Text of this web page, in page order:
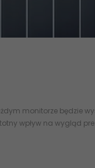
monitorze będzie
wpływ na wygląd